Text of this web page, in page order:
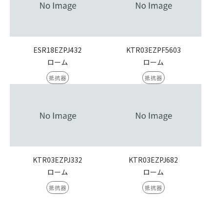
ESR18EZPJ432
ローム
抵抗器
KTR03EZPF5603
ローム
抵抗器
KTR03EZPJ332
ローム
抵抗器
KTR03EZPJ682
ローム
抵抗器